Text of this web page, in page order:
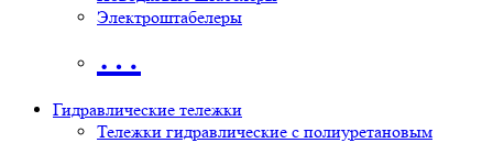
Электроштабелеры
…
Гидравлические тележки
Тележки гидравлические с полиуретановым